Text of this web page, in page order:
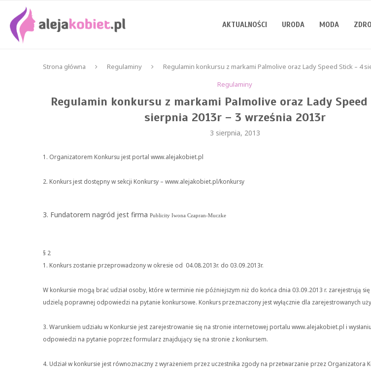
AKTUALNOŚCI URODA MODA
Strona główna Regulaminy
Regulamin konkursu z markami Palmolive oraz Lady Speed Stick – 4
Regulaminy
Regulamin konkursu z markami Palmolive oraz Lady
sierpnia 2013r – 3 września 2013r
3 sierpnia, 2013
1. Organizatorem Konkursu jest portal www.alejakobiet.pl
2. Konkurs jest dostępny w sekcji Konkursy – www.alejakobiet.pl/konkursy
3. Fundatorem nagród jest firma Publicity Iwona Czapran-Muczke
§ 2
1. Konkurs zostanie przeprowadzony w okresie od 04.08.2013r. do 03.09.2013r.
W konkursie mogą brać udział osoby, które w terminie nie późniejszym niż do końca dnia 03.09.2013 r. zarejestrują
udzielą poprawnej odpowiedzi na pytanie konkursowe. Konkurs przeznaczony jest wyłącznie dla zarejestrowanych
3. Warunkiem udziału w Konkursie jest zarejestrowanie się na stronie internetowej portalu www.alejakobiet.pl i
odpowiedzi na pytanie poprzez formularz znajdujący się na stronie z konkursem.
4. Udział w konkursie jest równoznaczny z wyrażeniem przez uczestnika zgody na przetwarzanie przez Organizatora